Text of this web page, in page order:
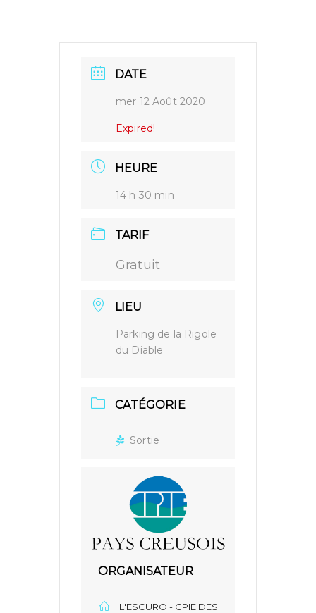
DATE
mer 12 Août 2020
Expired!
HEURE
14 h 30 min
TARIF
Gratuit
LIEU
Parking de la Rigole
du Diable
CATÉGORIE
Sortie
ORGANISATEUR
L'ESCURO - CPIE DES